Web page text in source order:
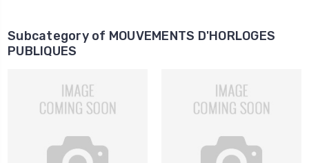
Subcategory of MOUVEMENTS D'HORLOGES
PUBLIQUES